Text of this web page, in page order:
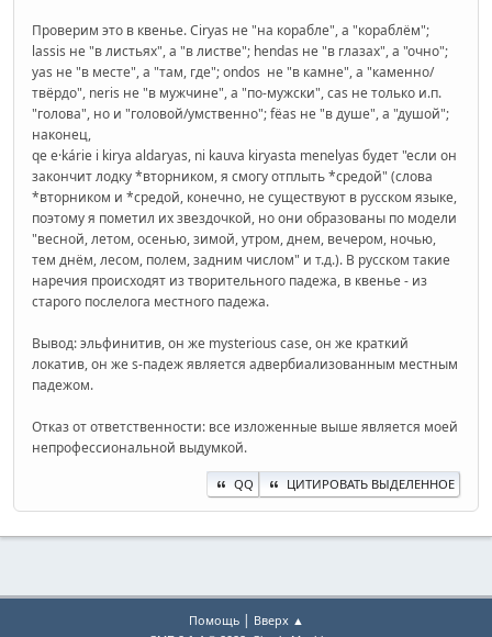
Проверим это в квенье. Ciryas не "на корабле", а "кораблём";
lassis не "в листьях", а "в листве"; hendas не "в глазах", а "очно";
yas не "в месте", а "там, где"; ondos не "в камне", а "каменно/
твёрдо", neris не "в мужчине", а "по-мужски", cas не только и.п.
"голова", но и "головой/умственно"; fëas не "в душе", а "душой";
наконец,
qe e·kárie i kirya aldaryas, ni kauva kiryasta menelyas будет "если он
закончит лодку *вторником, я смогу отплыть *средой" (слова
*вторником и *средой, конечно, не существуют в русском языке,
поэтому я пометил их звездочкой, но они образованы по модели
"весной, летом, осенью, зимой, утром, днем, вечером, ночью,
тем днём, лесом, полем, задним числом" и т.д.). В русском такие
наречия происходят из творительного падежа, в квенье - из
старого послелога местного падежа.
Вывод: эльфинитив, он же mysterious case, он же краткий
локатив, он же s-падеж является адвербиализованным местным
падежом.
Отказ от ответственности: все изложенные выше является моей
непрофессиональной выдумкой.
QQ ЦИТИРОВАТЬ ВЫДЕЛЕННОЕ
Помощь| Вверх ▲